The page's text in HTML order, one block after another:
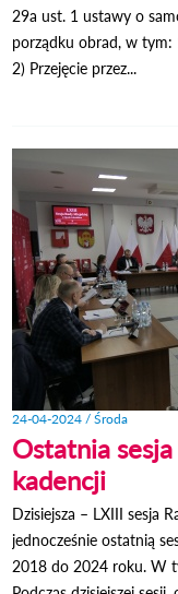
29a ust. 1 ustawy o
porządku obrad, w tym:
2) Przejęcie przez...
24-04-2024 / Środa
Ostatnia
kadencji
Dzisiejsza – LXIII sesja
jednocześnie ostatnią
2018 do 2024 roku. W